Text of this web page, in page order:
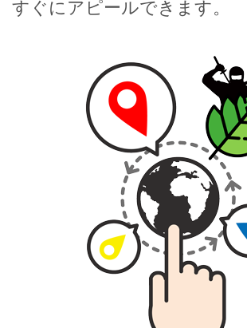
すぐにアピールできます。